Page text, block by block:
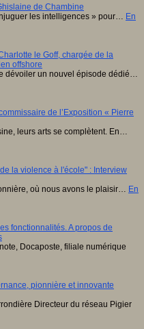
de Chambine
les intelligences » pour… En
le Goff, chargée de la
offshore
dévoiler un nouvel épisode dédié…
de l’Exposition « Pierre
leurs arts se complètent. En…
la violence à l'école" : Interview
où nous avons le plaisir… En
fonctionnalités. A propos de
Docaposte, filiale numérique
pionnière et innovante
Directeur du réseau Pigier